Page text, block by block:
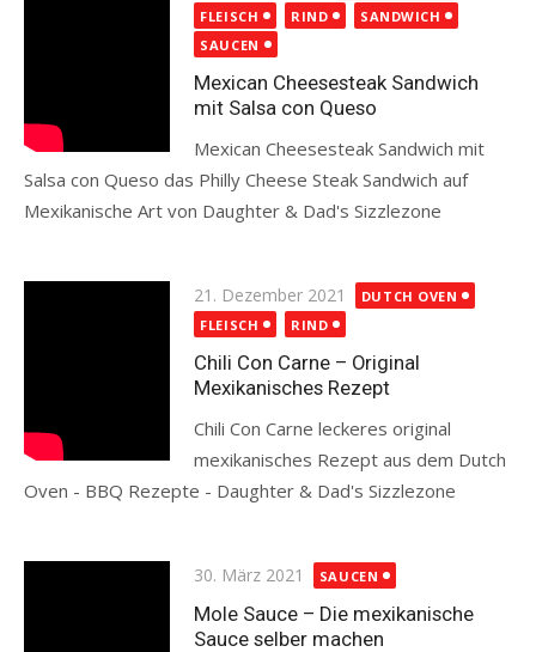
on
FLEISCH
RIND
SANDWICH
SAUCEN
Mexican Cheesesteak Sandwich
mit Salsa con Queso
Mexican Cheesesteak Sandwich mit
Salsa con Queso das Philly Cheese Steak Sandwich auf
Mexikanische Art von Daughter & Dad's Sizzlezone
Posted
on
21. Dezember 2021
DUTCH OVEN
FLEISCH
RIND
Chili Con Carne – Original
Mexikanisches Rezept
Chili Con Carne leckeres original
mexikanisches Rezept aus dem Dutch
Oven - BBQ Rezepte - Daughter & Dad's Sizzlezone
Posted
on
30. März 2021 SAUCEN
Mole Sauce – Die mexikanische
Sauce selber machen